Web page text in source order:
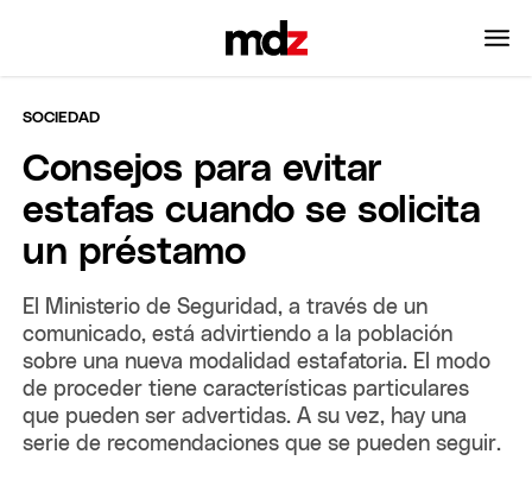
SOCIEDAD
Consejos para evitar
estafas cuando se solicita
un préstamo
El Ministerio de Seguridad, a través de un
comunicado, está advirtiendo a la población
sobre una nueva modalidad estafatoria. El modo
de proceder tiene características particulares
que pueden ser advertidas. A su vez, hay una
serie de recomendaciones que se pueden seguir.